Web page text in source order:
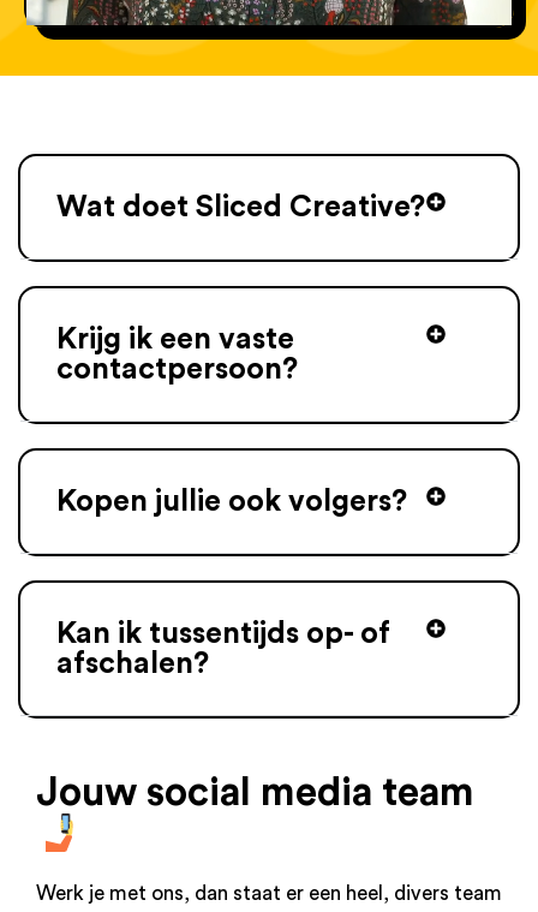
Wat doet Sliced Creative?
Krijg ik een vaste
contactpersoon?
Kopen jullie ook volgers?
Kan ik tussentijds op- of
afschalen?
Jouw social media team
Werk je met ons, dan staat er een heel, divers team